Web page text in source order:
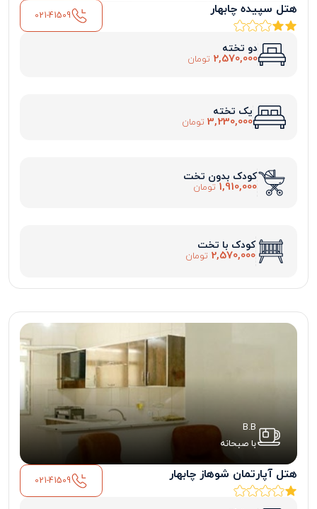
هتل سپیده چابهار 021-41509
دو تخته
2,570,000 تومان
یک تخته
3,230,000 تومان
کودک بدون تخت
1,910,000 تومان
کودک با تخت
2,570,000 تومان
B.B
با صبحانه
هتل آپارتمان شوهاز چابهار 021-41509